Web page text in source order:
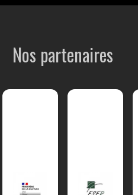
Nos partenaires